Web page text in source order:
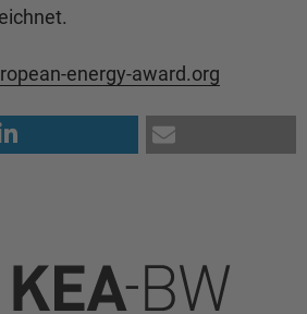
energy-award.org